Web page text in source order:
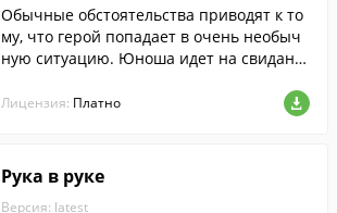
Обычные обстоятельства приводят к то
му, что герой попадает в очень необыч
ную ситуацию. Юноша идет на свидани
е оказывается... в подвале старого дома.
Лицензия: Платно
Рука в руке
Версия: latest